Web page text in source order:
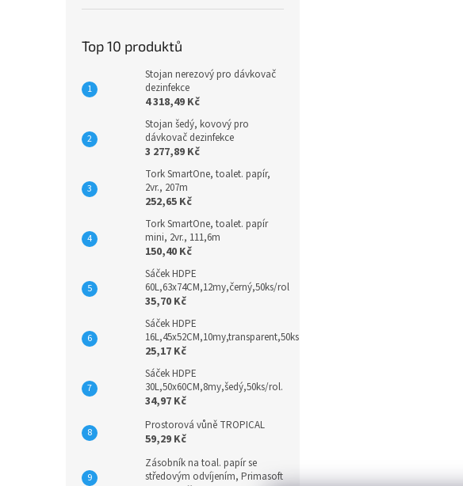
Top 10 produktů
Stojan nerezový pro dávkovač
dezinfekce
4 318,49 Kč
Stojan šedý, kovový pro
dávkovač dezinfekce
3 277,89 Kč
Tork SmartOne, toalet. papír,
2vr., 207m
252,65 Kč
Tork SmartOne, toalet. papír
mini, 2vr., 111,6m
150,40 Kč
Sáček HDPE
60L,63x74CM,12my,černý,50ks/rol
35,70 Kč
Sáček HDPE
16L,45x52CM,10my,transparent,50ks
25,17 Kč
Sáček HDPE
30L,50x60CM,8my,šedý,50ks/rol.
34,97 Kč
Prostorová vůně TROPICAL
59,29 Kč
Zásobník na toal. papír se
středovým odvíjením, Primasoft